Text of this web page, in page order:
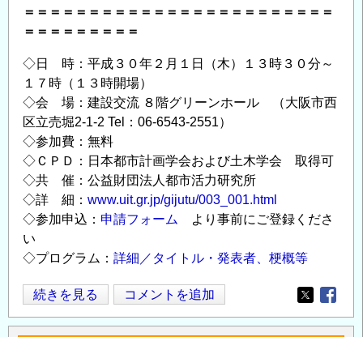
の
＝＝＝＝＝＝＝＝＝＝＝＝＝＝＝＝＝＝＝＝＝＝＝＝
＝＝＝＝＝＝＝＝＝
◇日 時：平成３０年２月１日（木）１３時３０分～
１７時（１３時開場）
◇会 場：建設交流 ８階グリーンホール （大阪市西
区立売堀2-1-2 Tel：06-6543-2551）
◇参加費：無料
◇ＣＰＤ：日本都市計画学会および土木学会 取得可
◇共 催：公益財団法人都市活力研究所
◇詳 細： www.uit.gr.jp/gijutu/003_001.html
◇参加申込： 申請フォーム
より事前にご登録くださ
い
◇プログラム： 詳細／タイトル・発表者、梗概等
◆【２
月
続きを見る コメントを追加
Opens in